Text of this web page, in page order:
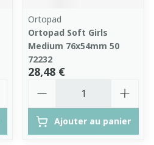
Ortopad
Ortopad Soft Girls
Medium 76x54mm 50
72232
28,48 €
Ajouter au panier